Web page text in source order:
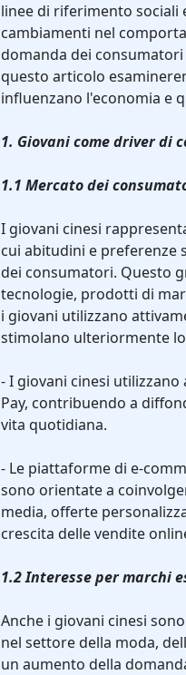
linee di riferimento sociali
cambiamenti nel
domanda dei
questo articolo
influenzano l'economia e
1. Giovani come driver di
1.1 Mercato dei
I giovani cinesi
cui abitudini e preferenze
dei consumatori. Questo
tecnologie, prodotti di
i giovani utilizzano
stimolano ulteriormente
- I giovani cinesi
Pay, contribuendo a
vita quotidiana.
- Le piattaforme di e-
sono orientate a
media, offerte
crescita delle vendite
1.2 Interesse per marchi
Anche i giovani cinesi
nel settore della moda,
un aumento della